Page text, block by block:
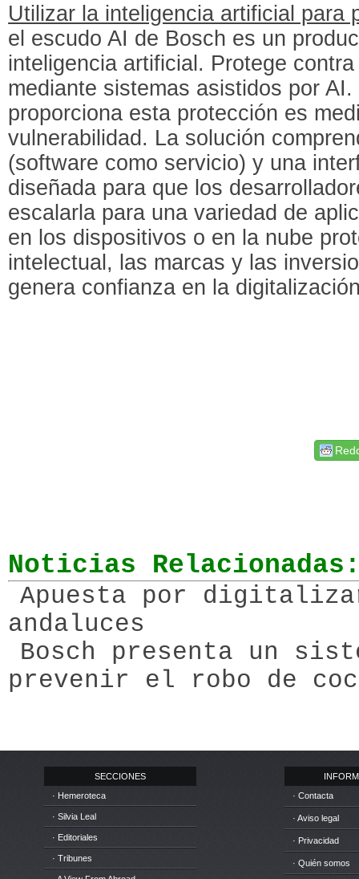
Utilizar la inteligencia artificial para
el escudo AI de Bosch es un
inteligencia artificial. Protege
mediante sistemas asistidos por
proporciona esta protección es
vulnerabilidad. La solución
(software como servicio) y una
diseñada para que los
escalarla para una variedad de
en los dispositivos o en la nube
intelectual, las marcas y las
genera confianza en la
Noticias
Apuesta por
andaluces
Bosch presenta un
prevenir el robo de
SECCIONES
· Hemeroteca
· Silvia Leal
· Editoriales
· Tribunes
· Contacta
· Aviso legal
· Privacidad
· Quién somos